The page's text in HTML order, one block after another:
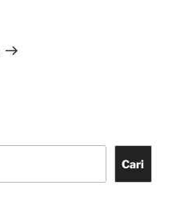
Cari